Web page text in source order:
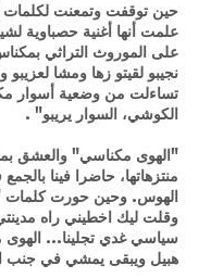
حين توقفت وتمعنت لكلمات
علمت أنها أغنية حصباوية
على الموروث التراثي
نجيبو لقيتو زها ومشا
تساءلت من وضعية أسوار
الكوشي، السوار يريبو" .
"الهوى مكناسي" والعشق
منتزهاتها، حاضرا فينا
الهوس. وحين حورت كلمات
وقلت ليك اخطيني راه
سياسي غدي تجلينا...
هبيل ويبقى يمشي في جنب